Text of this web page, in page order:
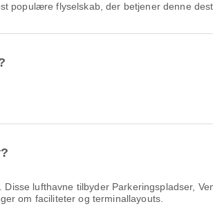
populære flyselskab, der betjener denne
lufthavne tilbyder Parkeringspladser,
om faciliteter og terminallayouts.